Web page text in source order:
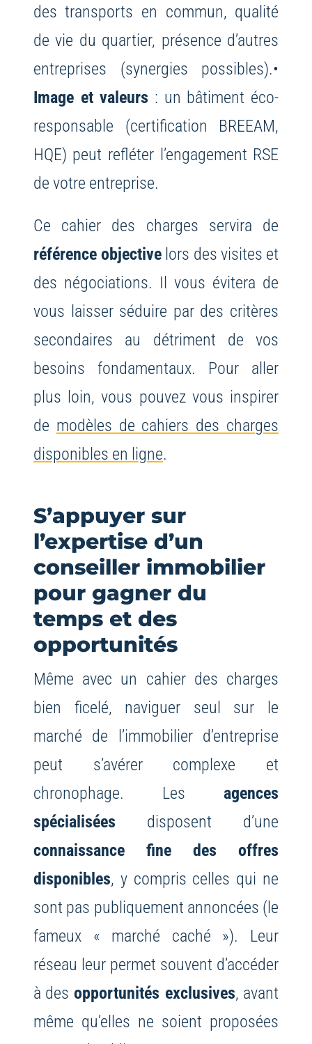
des transports en commun, qualité
de vie du quartier, présence d’autres
entreprises (synergies possibles).•
Image et valeurs : un bâtiment éco-
responsable (certification BREEAM,
HQE) peut refléter l’engagement RSE
de votre entreprise.
Ce cahier des charges servira de
référence objective lors des visites et
des négociations. Il vous évitera de
vous laisser séduire par des critères
secondaires au détriment de vos
besoins fondamentaux. Pour aller
plus loin, vous pouvez vous inspirer
de modèles de cahiers des charges
disponibles en ligne.
S’appuyer sur
l’expertise d’un
conseiller immobilier
pour gagner du
temps et des
opportunités
Même avec un cahier des charges
bien ficelé, naviguer seul sur le
marché de l’immobilier d’entreprise
peut s’avérer complexe et
chronophage. Les agences
spécialisées disposent d’une
connaissance fine des offres
disponibles, y compris celles qui ne
sont pas publiquement annoncées (le
fameux « marché caché »). Leur
réseau leur permet souvent d’accéder
à des opportunités exclusives, avant
même qu’elles ne soient proposées